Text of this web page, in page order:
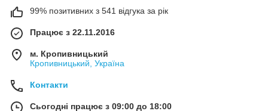
99% позитивних з 541 відгука за рік
Працює з 22.11.2016
м. Кропивницький
Кропивницький, Україна
Контакти
Сьогодні працює з 09:00 до 18:00